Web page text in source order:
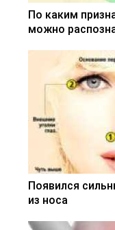
По каким
можно
Появился
из носа